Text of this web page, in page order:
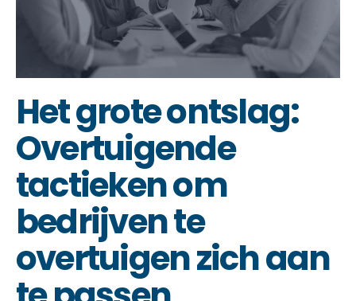
Het grote ontslag:
Overtuigende
tactieken om
bedrijven te
overtuigen zich aan